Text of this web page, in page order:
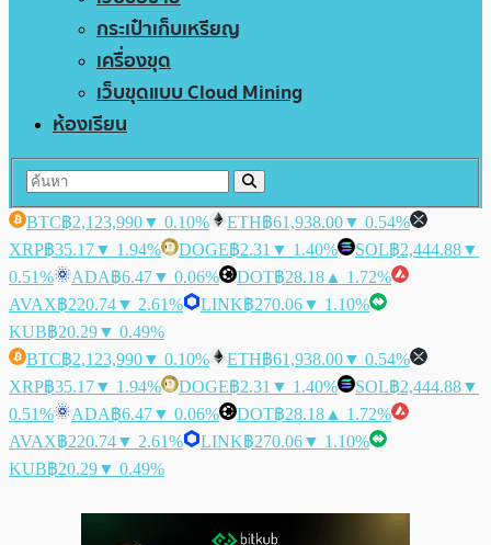
กระเป๋าเก็บเหรียญ
เครื่องขุด
เว็บขุดแบบ Cloud Mining
ห้องเรียน
BTC฿2,123,990▼ 0.10% ETH฿61,938.00▼ 0.54%
XRP฿35.17▼ 1.94% DOGE฿2.31 ▼ 1.40% SOL฿2,444.88▼
0.51%
ADA฿6.47▼ 0.06% DOT฿28.18 ▲ 1.72%
AVAX฿220.74▼ 2.61% LINK฿270.06▼ 1.10%
KUB฿20.29▼ 0.49%
BTC฿2,123,990▼ 0.10% ETH฿61,938.00▼ 0.54%
XRP฿35.17▼ 1.94% DOGE฿2.31 ▼ 1.40% SOL฿2,444.88▼
0.51%
ADA฿6.47▼ 0.06% DOT฿28.18 ▲ 1.72%
AVAX฿220.74▼ 2.61% LINK฿270.06▼ 1.10%
KUB฿20.29▼ 0.49%